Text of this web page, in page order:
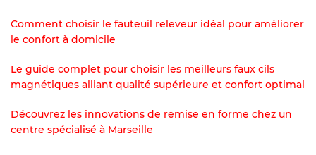
Comment choisir le fauteuil releveur idéal pour améliorer
le confort à domicile
Le guide complet pour choisir les meilleurs faux cils
magnétiques alliant qualité supérieure et confort optimal
Découvrez les innovations de remise en forme chez un
centre spécialisé à Marseille